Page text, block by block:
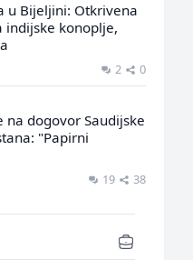
u Bijeljini: Otkrivena
indijske konoplje,
2 0
dogovor Saudijske
"Papirni
19 38